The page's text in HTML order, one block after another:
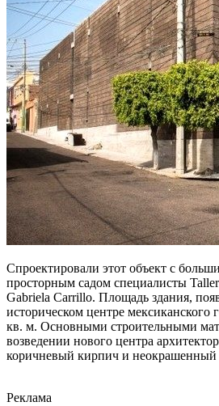
Спроектировали этот объект с
просторным садом специалисты
Gabriela Carrillo. Площадь здания,
историческом центре мексиканского
кв. м. Основными строительными
возведении нового центра
коричневый кирпич и неокрашенный
Реклама